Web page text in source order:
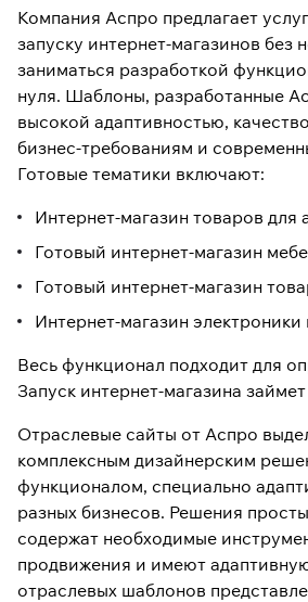
Компания Аспро предлагает
запуску интернет-магазинов без
заниматься разработкой
нуля. Шаблоны, разработанные
высокой адаптивностью,
бизнес-требованиям и
Готовые тематики включают:
Интернет-магазин товаров для
Готовый интернет-магазин
Готовый интернет-магазин
Интернет-магазин
Весь функционал подходит для
Запуск интернет-магазина
Отраслевые сайты от Аспро
комплексным дизайнерским
функционалом, специально
разных бизнесов. Решения
содержат необходимые
продвижения и имеют
отраслевых шаблонов